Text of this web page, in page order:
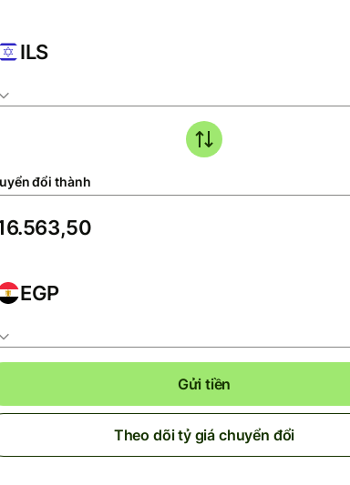
ILS
đổi thành
EGP
Gửi tiền
Theo dõi tỷ giá chuyển đổi